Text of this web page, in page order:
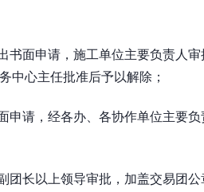
书面申请，施工单位主要负责人
中心主任批准后予以解除；
申请，经各办、各协作单位主要
长以上领导审批，加盖交易团